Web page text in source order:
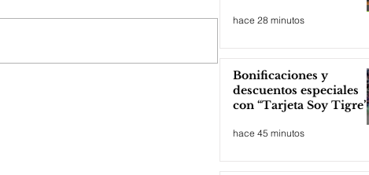
hace 28 minutos
Bonificaciones y
descuentos especiales
con “Tarjeta Soy Tigre”
hace 45 minutos